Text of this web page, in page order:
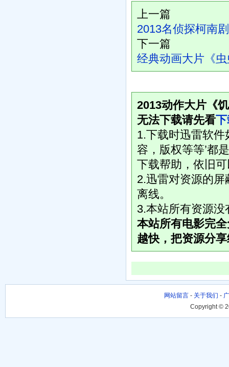
上一篇
2013名侦探柯南
下一篇
经典动画大片《
2013动作大片《
无法下载请先看
1.下载时迅雷软件
容，版权等等’都
下载帮助，依旧
2.迅雷对资源的
离线。
3.本站所有资源
本站所有电影完
越快，把资源分
网站留言 - 关于我们 -
Copyright ©